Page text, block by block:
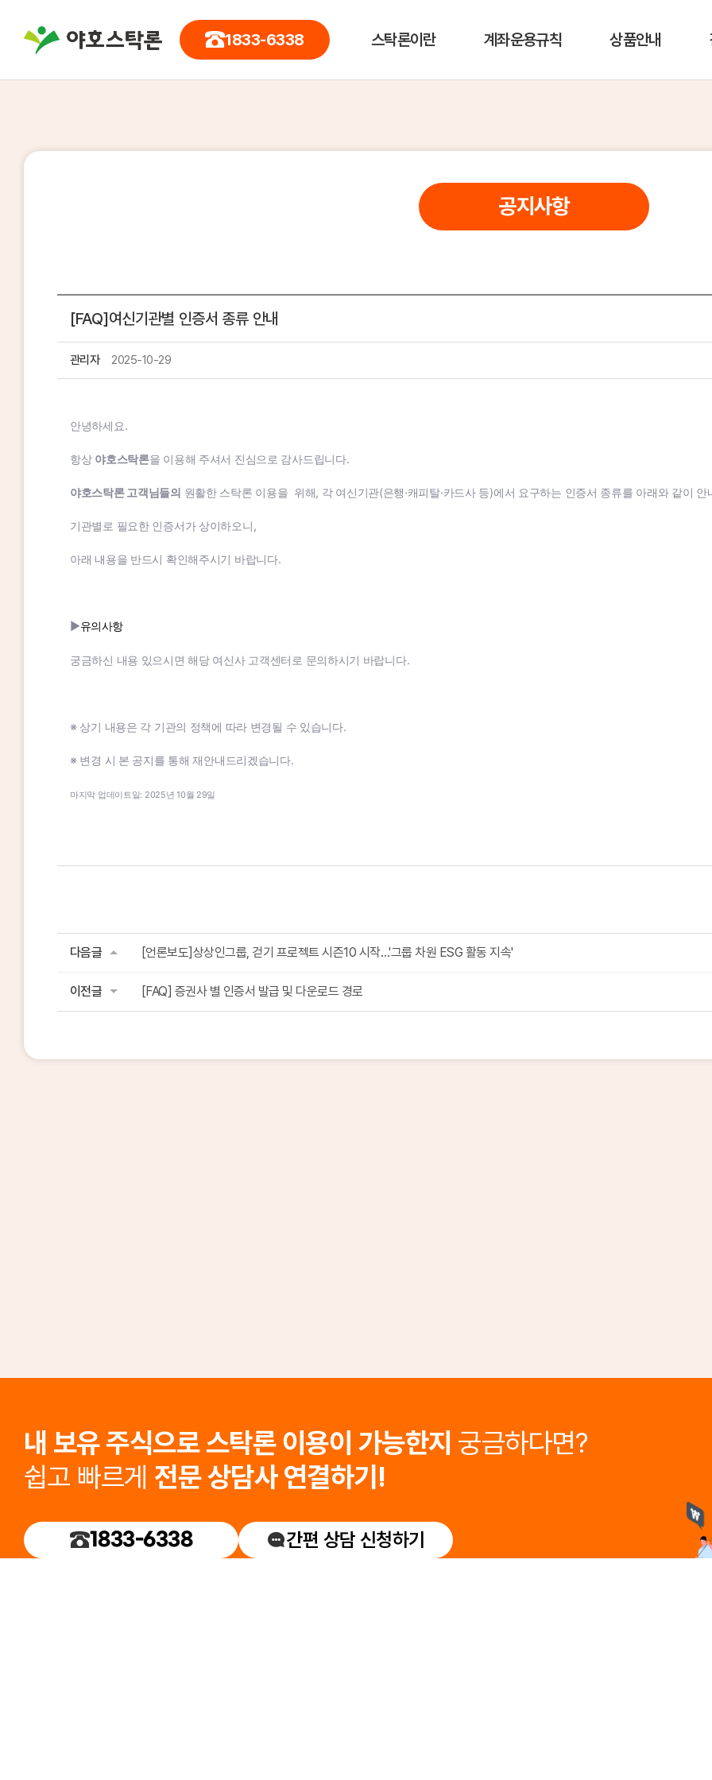
1833-6338 스탁론이란 계좌운용규칙 상품안내
공지사항
[FAQ]여신기관별 인증서 종류 안내
관리자 2025-10-29
안녕하세요.
항상 야호스탁론을 이용해 주셔서 진심으로 감사드립니다.
야호스탁론 고객님들의 원활한 스탁론 이용을 위해, 각 여신기관(은행·캐피탈·카드사 등)에서 요구하는 인증서 종류를 아래와 같이 안
기관별로 필요한 인증서가 상이하오니,
아래 내용을 반드시 확인해주시기 바랍니다.
▶유의사항
궁금하신 내용 있으시면 해당 여신사 고객센터로 문의하시기 바랍니다.
※ 상기 내용은 각 기관의 정책에 따라 변경될 수 있습니다.
※ 변경 시 본 공지를 통해 재안내드리겠습니다.
마지막 업데이트일: 2025년 10월 29일
다음글 [언론보도]상상인그룹, 걷기 프로젝트 시즌10 시작…'그룹 차원 ESG 활동 지속'
이전글 [FAQ] 증권사 별 인증서 발급 및 다운로드 경로
내 보유 주식으로 스탁론 이용이 가능한지 궁금하다면?
쉽고 빠르게 전문 상담사 연결하기!
1833-6338 간편 상담 신청하기